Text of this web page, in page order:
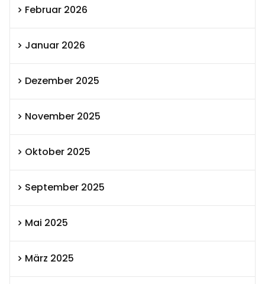
Februar 2026
Januar 2026
Dezember 2025
November 2025
Oktober 2025
September 2025
Mai 2025
März 2025